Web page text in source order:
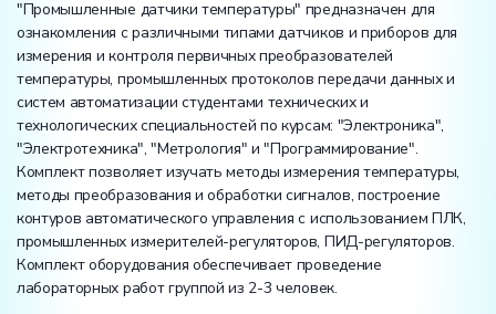
"Промышленные датчики температуры" предназначен для
ознакомления с различными типами датчиков и приборов для
измерения и контроля первичных преобразователей
температуры, промышленных протоколов передачи данных и
систем автоматизации студентами технических и
технологических специальностей по курсам: "Электроника",
"Электротехника", "Метрология" и "Программирование".
Комплект позволяет изучать методы измерения температуры,
методы преобразования и обработки сигналов, построение
контуров автоматического управления с использованием ПЛК,
промышленных измерителей-регуляторов, ПИД-регуляторов.
Комплект оборудования обеспечивает проведение
лабораторных работ группой из 2-3 человек.